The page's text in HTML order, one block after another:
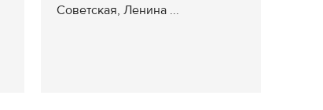
Советская, Ленина ...